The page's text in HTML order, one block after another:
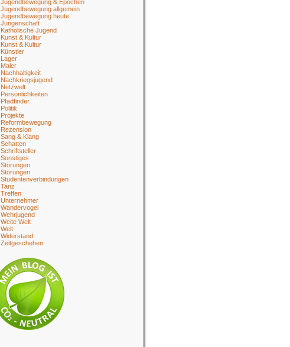
Jugendbewegung & Epochen
Jugendbewegung allgemein
Jugendbewegung heute
Jungenschaft
Katholische Jugend
Kunst & Kultur
Kunst & Kultur
Künstler
Lager
Maler
Nachhaltigkeit
Nachkriegsjugend
Netzwelt
Persönlichkeiten
Pfadfinder
Politik
Projekte
Reformbewegung
Rezension
Sang & Klang
Schatten
Schriftsteller
Sonstiges
Störungen
Störungen
Studentenverbindungen
Tanz
Treffen
Unternehmer
Wandervogel
Wehrjugend
Weite Welt
Welt
Widerstand
Zeitgeschehen